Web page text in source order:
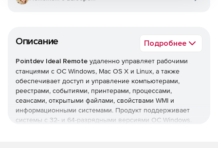
Описание Подробнее
Pointdev Ideal Remote удаленно управляет рабочими
станциями с ОС Windows, Mac OS X и Linux, а также
обеспечивает доступ и управление компьютерами,
реестрами, событиями, принтерами, процессами,
сеансами, открытыми файлами, свойствами WMI и
информационными системами. Продукт поддерживает
системы с 32- и 64-разрядными версиями ОС Windows.